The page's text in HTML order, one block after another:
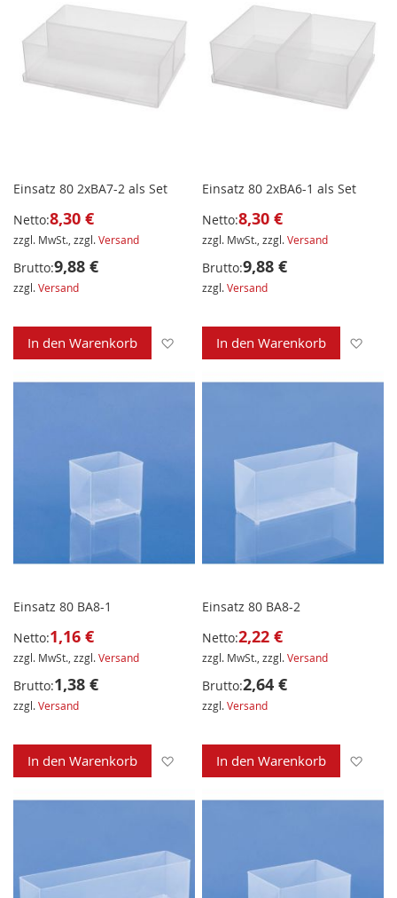
Einsatz 80 2xBA7-2 als Set
Netto:8,30 €
zzgl. MwSt., zzgl.Versand
Brutto:9,88 €
zzgl.Versand
In den Warenkorb Zur Wunschliste hinzufügen
Einsatz 80 2xBA6-1 als Set
Netto:8,30 €
zzgl. MwSt., zzgl.Versand
Brutto:9,88 €
zzgl.Versand
In den Warenkorb
Einsatz 80 BA8-1
Netto:1,16 €
zzgl. MwSt., zzgl.Versand
Brutto:1,38 €
zzgl.Versand
In den Warenkorb Zur Wunschliste hinzufügen
Einsatz 80 BA8-2
Netto:2,22 €
zzgl. MwSt., zzgl.Versand
Brutto:2,64 €
zzgl.Versand
In den Warenkorb